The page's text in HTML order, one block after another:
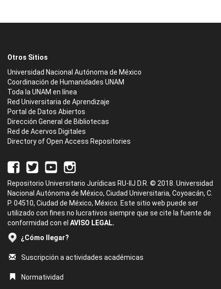
Otros Sitios
Universidad Nacional Autónoma de México
Coordinación de Humanidades UNAM
Toda la UNAM en línea
Red Universitaria de Aprendizaje
Portal de Datos Abiertos
Dirección General de Bibliotecas
Red de Acervos Digitales
Directory of Open Access Repositories
Repositorio Universitario Jurídicas RU-IIJ D.R. © 2018. Universidad
Nacional Autónoma de México, Ciudad Universitaria, Coyoacán, C.
P. 04510, Ciudad de México, México. Este sitio web puede ser
utilizado con fines no lucrativos siempre que se cite la fuente de
conformidad con el AVISO LEGAL.
¿Cómo llegar?
Suscripción a actividades académicas
Normatividad